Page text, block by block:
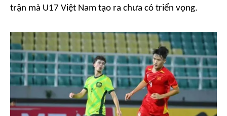
trận mà U17 Việt Nam tạo ra chưa có triển vọng.